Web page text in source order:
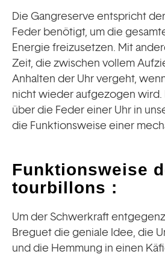
Die Gangreserve entspricht
Feder benötigt, um die
Energie freizusetzen. Mit
Zeit, die zwischen vollem
Anhalten der Uhr vergeht,
nicht wieder aufgezogen wird.
über die Feder einer Uhr in
die Funktionsweise einer
Funktionsweise
tourbillons :
Um der Schwerkraft
Breguet die geniale Idee, die
und die Hemmung in einen